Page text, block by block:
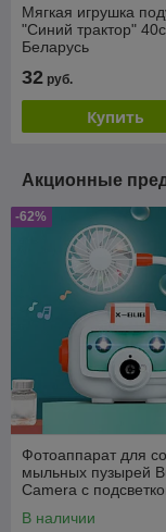
Мягкая игрушка
"Синий трактор"
Беларусь
32 руб.
Купить
Акционные
-62%
Фотоаппарат для
мыльных пузырей
Camera с
В наличии